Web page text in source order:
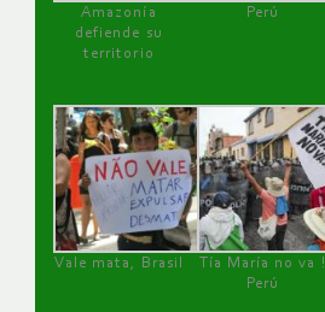
Amazonía
defiende su
territorio
Perú
Vale mata, Brasil
Tía María no va !
Perú